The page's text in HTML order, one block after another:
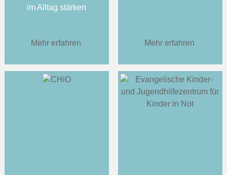
im Alltag stärken
Mehr erfahren Mehr erfahren